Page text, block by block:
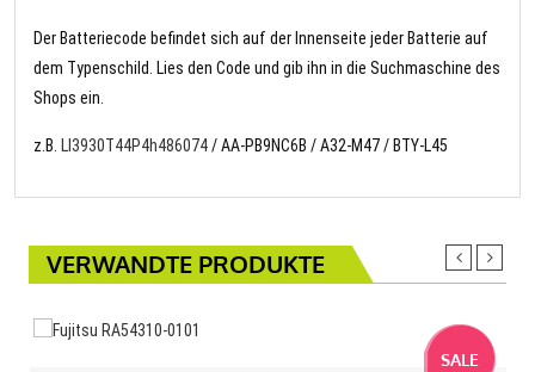
Der Batteriecode befindet sich auf der Innenseite jeder Batterie auf
dem Typenschild. Lies den Code und gib ihn in die Suchmaschine des
Shops ein.
z.B. LI3930T44P4h486074/ AA-PB9NC6B / A32-M47 / BTY-L45
VERWANDTE PRODUKTE
SALE